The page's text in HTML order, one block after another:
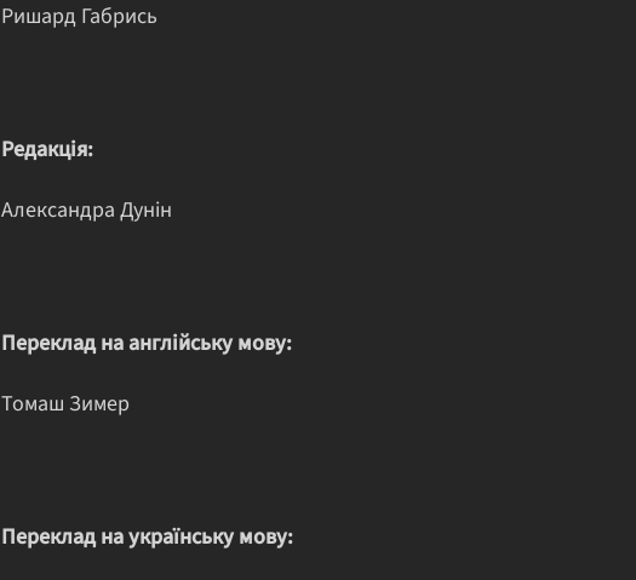
Ришард Габрись
Редакція:
Александра Дунін
Переклад на англійську мову:
Томаш Зимер
Переклад на українську мову: